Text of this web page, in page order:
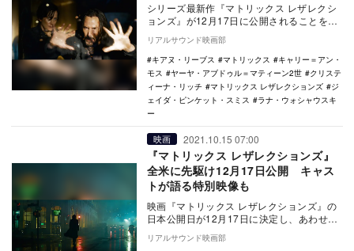
シリーズ最新作『マトリックス レザレクシ
ョンズ』が12月17日に公開されることを記
念して、シリーズ第1作『マトリックス』の
リバイ…
リアルサウンド映画部
キアヌ・リーブス
マトリックス
キャリー＝アン・
モス
ヤーヤ・アブドゥル＝マティーン2世
クリステ
ィーナ・リッチ
マトリックス レザレクションズ
ジ
ェイダ・ピンケット・スミス
ラナ・ウォシャウスキ
ー
映画 2021.10.15 07:00
『マトリックス レザレクションズ』
全米に先駆け12月17日公開 キャス
トが語る特別映像も
映画『マトリックス レザレクションズ』の
日本公開日が12月17日に決定し、あわせて
特別映像が公開された。 『マトリック
ス』シ…
リアルサウンド映画部